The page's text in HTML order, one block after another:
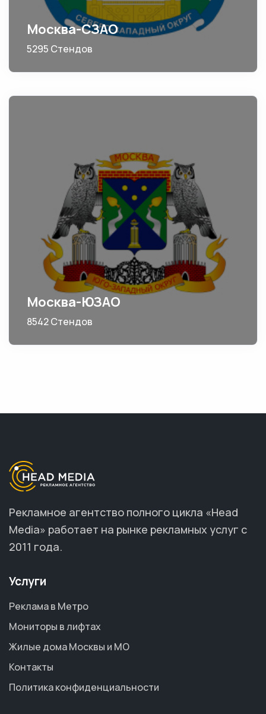
Москва-СЗАО
5295 Стендов
Москва-ЮЗАО
8542 Стендов
Рекламное агентство полного цикла «Head
Media» работает на рынке рекламных услуг с
2011 года.
Услуги
Реклама в Метро
Мониторы в лифтах
Жилые дома Москвы и МО
Контакты
Политика конфиденциальности